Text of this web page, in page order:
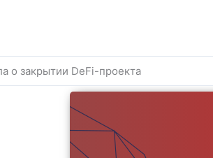
о закрытии DeFi-проекта